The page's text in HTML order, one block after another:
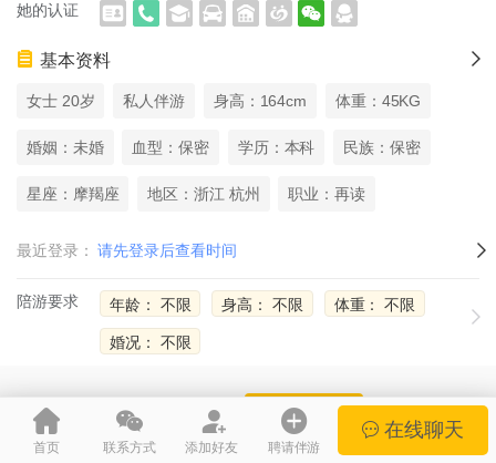
她的认证
基本资料
女士 20岁 私人伴游 身高：164cm 体重：45KG
婚姻：未婚 血型：保密 学历：本科 民族：保密
星座：摩羯座 地区：浙江 杭州 职业：再读
最近登录： 请先登录后查看时间
陪游要求 年龄： 不限 身高： 不限 体重： 不限
婚况： 不限
她还没上传照片 提醒她上传
首页 联系方式 添加好友 聘请伴游
在线聊天